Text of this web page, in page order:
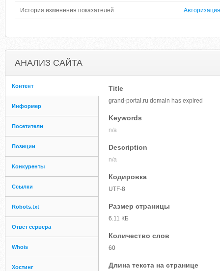
История изменения показателей Авторизация
АНАЛИЗ САЙТА
Контент
Информер
Посетители
Позиции
Конкуренты
Ссылки
Robots.txt
Ответ сервера
Whois
Хостинг
Title
grand-portal.ru domain has expired
Keywords
n/a
Description
n/a
Кодировка
UTF-8
Размер страницы
6.11 КБ
Количество слов
60
Длина текста на странице